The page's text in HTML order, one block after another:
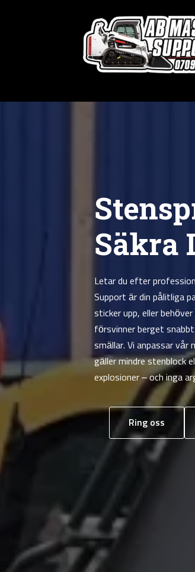
Säkra
Letar du efter
Support är din pålitliga
sticker upp, eller
försvinner berget
smällar. Vi anpassar
gäller mindre stenblock
explosioner – och inga
Ring oss